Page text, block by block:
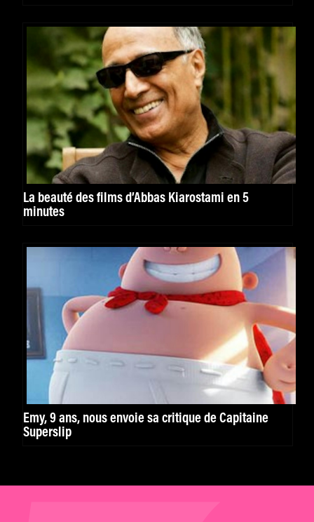
La beauté des films d’Abbas Kiarostami en 5
minutes
Emy, 9 ans, nous envoie sa critique de Capitaine
Superslip